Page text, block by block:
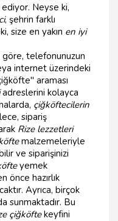
Neyse ki,
, şehrin farklı
size en yakın en iyi
göre, telefonunuzun
internet üzerindeki
araması
adreslerini kolayca
çiğköftecilerin
sipariş
Rize lezzetleri
malzemeleriyle
ve siparişinizi
yemek
önce hazırlık
Ayrıca, birçok
sunmaktadır. Bu
çiğköftekeyfini